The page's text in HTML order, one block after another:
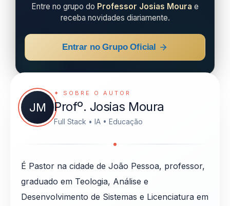
Entre no grupo do Professor Josias Moura e
receba novidades diariamente.
Entrar no Grupo Oficial
JM
✦ SOBRE O AUTOR
Profº. Josias Moura
Full Stack • IA • Educação
É Pastor na cidade de João Pessoa, professor,
graduado em Teologia, Análise e
Desenvolvimento de Sistemas e Licenciatura em